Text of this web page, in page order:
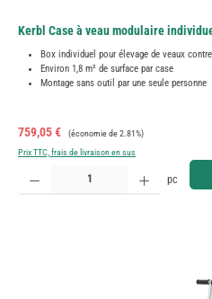
Kerbl Case à veau modulaire
Box individuel pour élevage de veaux
Environ 1,8 m² de surface par case
Montage sans outil par une seule personne
Prix de vente :
759,05 € Prix régulier :
(économie de 2.81%)
Prix TTC, frais de livraison en sus
Quantité de produit : Entrez la quantité
pc